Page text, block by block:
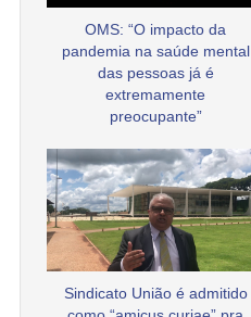
OMS: “O impacto da
pandemia na saúde mental
das pessoas já é
extremamente
preocupante”
Sindicato União é admitido